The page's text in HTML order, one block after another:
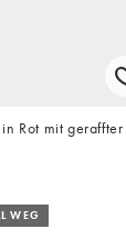
Rot mit geraffter
WEG